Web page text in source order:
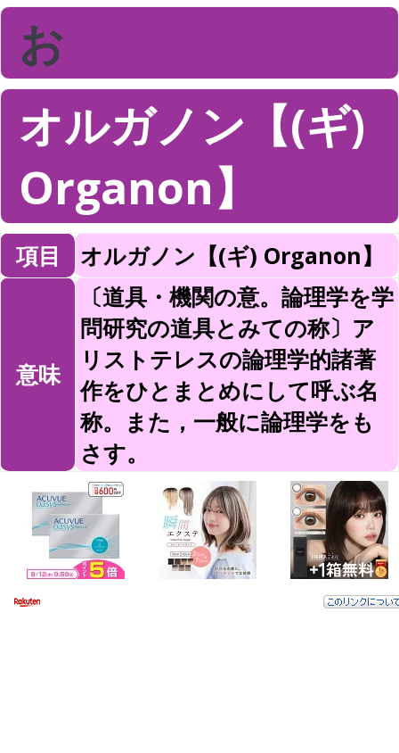
お
オルガノン【(ギ)
Organon】
項目 オルガノン【(ギ) Organon】
意味
〔道具・機関の意。論理学を学
問研究の道具とみての称〕ア
リストテレスの論理学的諸著
作をひとまとめにして呼ぶ名
称。また，一般に論理学をも
さす。